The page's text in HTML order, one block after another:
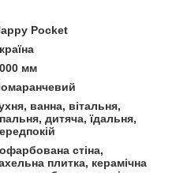
Pocket
мм
ванна, вітальня,
дитяча, їдальня,
стіна,
плитка, керамічна